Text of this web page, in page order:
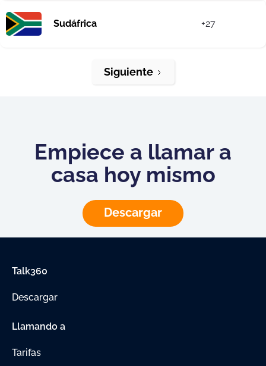
Sudáfrica +27
Siguiente
Empiece a llamar a
casa hoy mismo
Descargar
Talk360
Descargar
Llamando a
Tarifas